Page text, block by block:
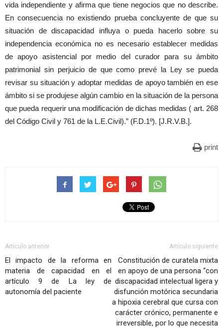
vida independiente y afirma que tiene negocios que no describe.
En consecuencia no existiendo prueba concluyente de que su
situación de discapacidad influya o pueda hacerlo sobre su
independencia económica no es necesario establecer medidas
de apoyo asistencial por medio del curador para su ámbito
patrimonial sin perjuicio de que como prevé la Ley se pueda
revisar su situación y adoptar medidas de apoyo también en ese
ámbito si se produjese algún cambio en la situación de la persona
que pueda requerir una modificación de dichas medidas ( art. 268
del Código Civil y 761 de la L.E.Civil).” (F.D.1º). [J.R.V.B.].
print
Artículo anterior
El impacto de la reforma en
materia de capacidad en el
artículo 9 de La ley de
autonomía del paciente
Artículo siguiente
Constitución de curatela mixta
en apoyo de una persona “con
discapacidad intelectual ligera y
disfunción motórica secundaria
a hipoxia cerebral que cursa con
carácter crónico, permanente e
irreversible, por lo que necesita